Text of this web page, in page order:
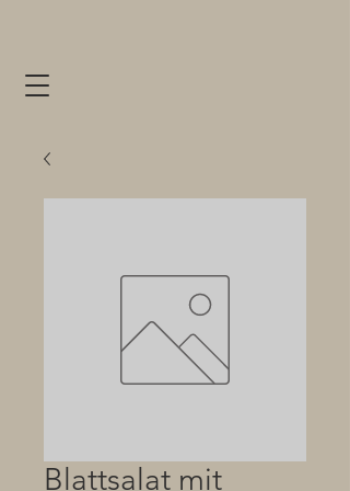
Blattsalat mit